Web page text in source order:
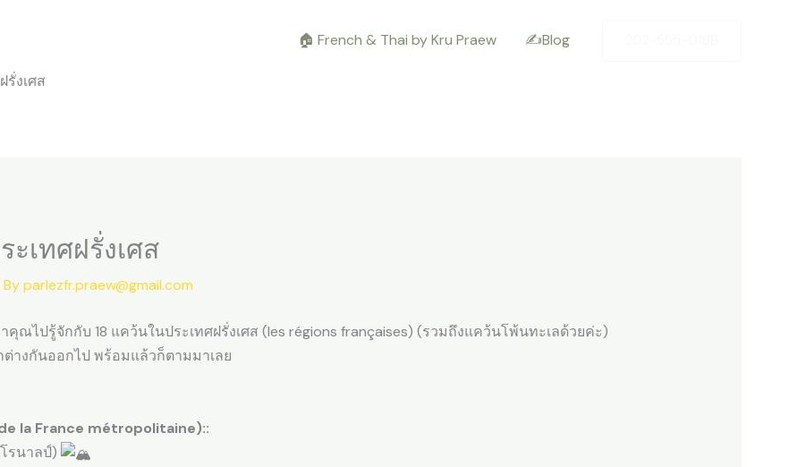
🏠 French & Thai by Kru Praew ✍️Blog
รั่งเศส
เทศฝรั่งเศส
parlezfr.praew@gmail.com
ณไปรู้จักกับ 18 แคว้นในประเทศฝรั่งเศส (les régions françaises) (รวมถึงแคว้นโพ้นทะเลด้วยค่ะ)
างกันออกไป พร้อมแล้วก็ตามมาเลย
la France métropolitaine)::
รนาลป์)